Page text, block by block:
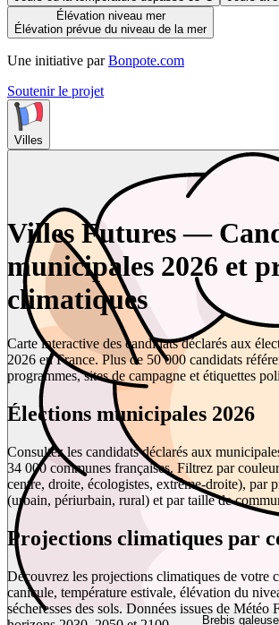
Élévation niveau mer
Élévation prévue du niveau de la mer
Une initiative par Bonpote.com
Soutenir le projet
Villes
Brebis
Villes Futures —
municipales 2026 et
climatiques
Carte interactive des candidats déclarés aux
2026 en France. Plus de 50 000 candidats
programmes, sites de campagne et étiquettes
Élections municipales 2026
Consultez les candidats déclarés aux
34 000 communes françaises. Filtrez par
centre, droite, écologistes, extrême-droite), par
(urbain, périurbain, rural) et par taille de
Projections climatiques par
Découvrez les projections climatiques de votre
canicule, température estivale, élévation du
sécheresses des sols. Données issues de Météo